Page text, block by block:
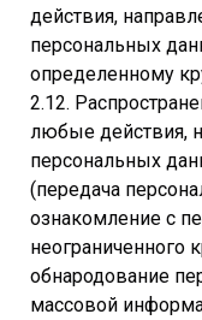
действия,
персональных
определенному
2.12.
любые действия,
персональных
(передача
ознакомление с
неограниченного
обнародование
массовой